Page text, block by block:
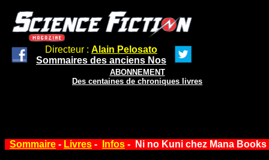
Directeur : Alain Pelosato
Sommaires des anciens Nos
ABONNEMENT
Des centaines de chroniques livres
Sommaire - Livres - Infos - Ni no Kuni chez Mana Books